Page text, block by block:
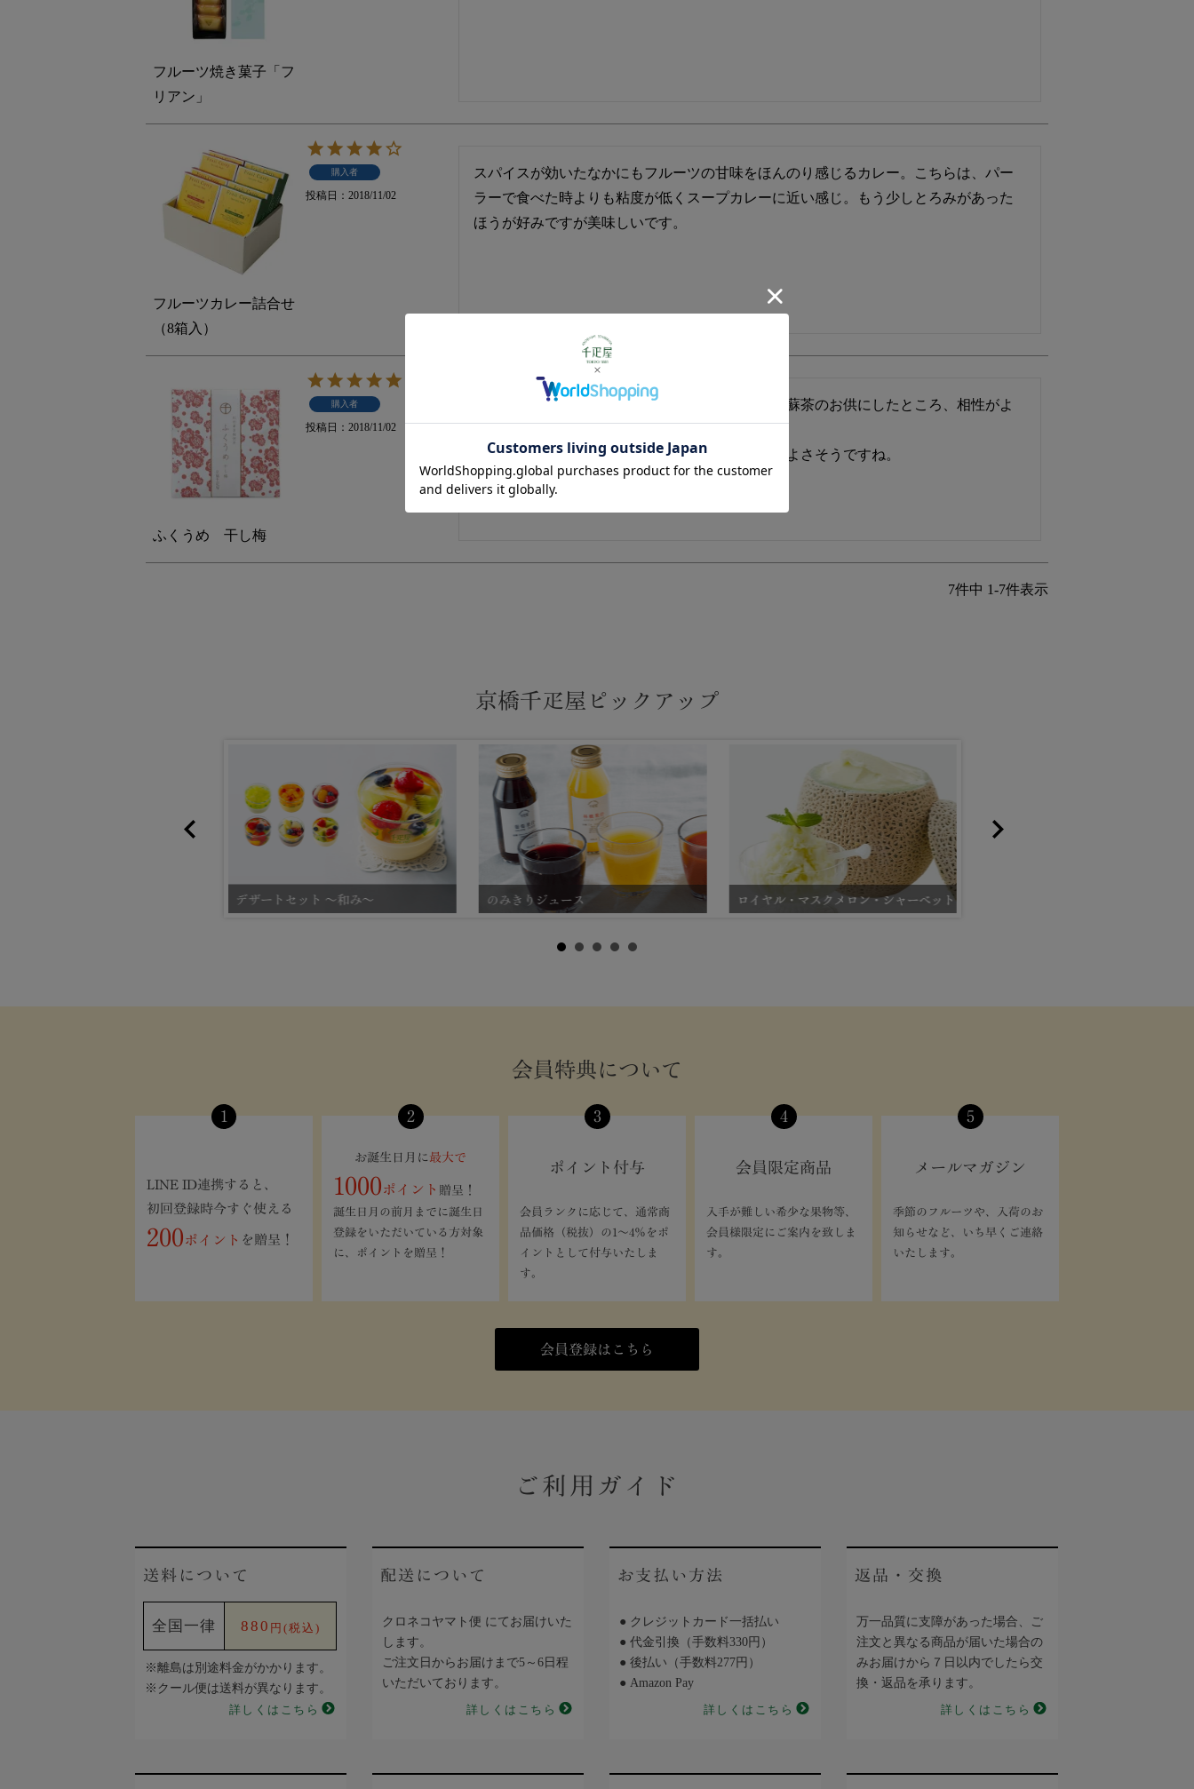
フルーツ焼き菓子「フ
リアン」
フルーツカレー詰合せ
（8箱入）
購入者
投稿日 2018/11/02
スパイスが効いたなかにもフルーツの甘味をほんのり感じるカレー。こちらは、パー
ラーで食べた時よりも粘度が低くスープカレーに近い感じ。もう少しとろみがあった
ふくうめ 干し梅
購入者
投稿日 2018/11/02
お茶うけに購入しました。日本茶も合いますが紫蘇茶のお供にしたところ、相性がよ
ちょっとカロリーを気にしていて口寂しい時にもよさそうですね。
7件中 1-7件表示
京橋千疋屋ピックアップ
会員特典について
1
LINE ID連携すると、
初回登録時今すぐ使える
200ポイント を贈呈！
2
お誕生日月に最大で
1000ポイント 贈呈！
誕生日月の前月までに誕生日
登録をいただいている方対象
に、ポイントを贈呈！
3
ポイント付与
会員ランクに応じて、通常商
品価格（税抜）の1〜4％をポ
イントとして付与いたしま
す。
4
会員限定商品
入手が難しい希少な果物等、
会員様限定にご案内を致しま
す。
5
メールマガジン
季節のフルーツや、入荷のお
知らせなど、いち早くご連絡
いたします。
会員登録はこちら
ご利用ガイド
送料について
全国一律 880 円(税込)
※離島は別途料金がかかります。
※クール便は送料が異なります。
詳しくはこちら
配送について
クロネコヤマト便 にてお届けいた
します。
ご注文日からお届けまで5～6日程
いただいております。
詳しくはこちら
お支払い方法
● クレジットカード一括払い
● 代金引換（手数料330円）
● 後払い（手数料277円）
● Amazon Pay
詳しくはこちら
返品・交換
万一品質に支障があった場合、ご
注文と異なる商品が届いた場合の
みお届けから７日以内でしたら交
換・返品を承ります。
詳しくはこちら